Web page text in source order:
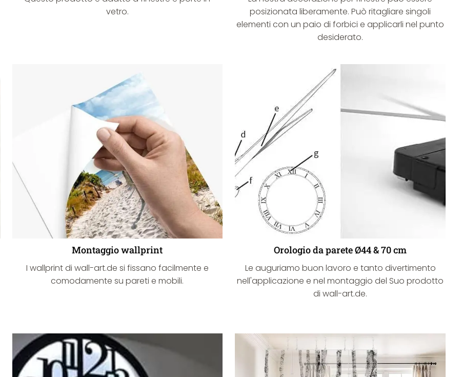
vetro.
posizionata liberamente. Può ritagliare singoli
elementi con un paio di forbici e applicarli nel punto
desiderato.
Montaggio wallprint
I wallprint di wall-art.de si fissano facilmente e
comodamente su pareti e mobili.
Orologio da parete Ø44 & 70 cm
Le auguriamo buon lavoro e tanto divertimento
nell'applicazione e nel montaggio del Suo prodotto
di wall-art.de.